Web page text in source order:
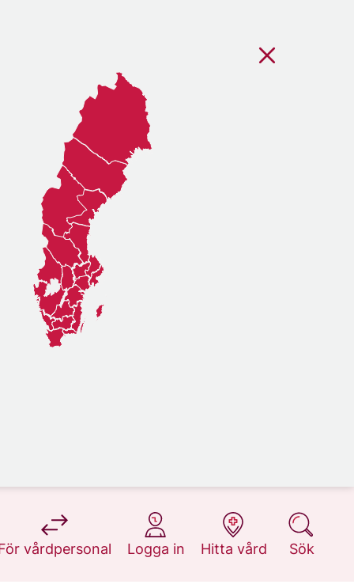
vårdpersonal
på 1177.se
Logga in
på 1177.se
Hitta vård
på 1177.se
Sök
på 1177.se